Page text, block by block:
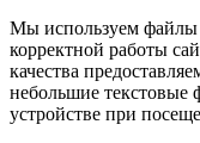
Мы используем файлы
корректной работы
качества
небольшие текстовые
устройстве при